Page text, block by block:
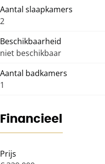
Aantal slaapkamers
2
Beschikbaarheid
niet beschikbaar
Aantal badkamers
1
Financieel
Prijs